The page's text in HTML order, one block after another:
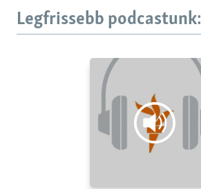
Legfrissebb podcastunk: